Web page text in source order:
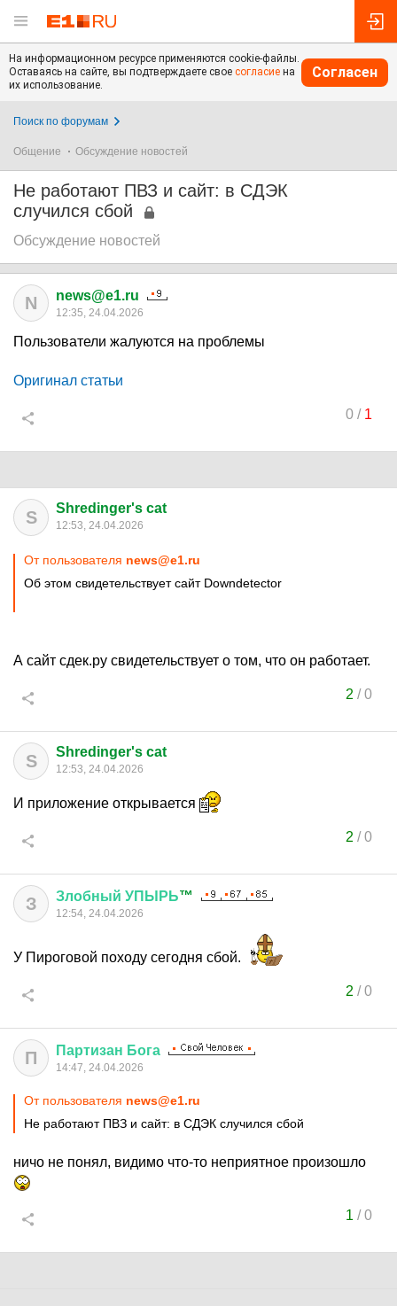
На информационном ресурсе применяются cookie-файлы.
Оставаясь на сайте, вы подтверждаете свое согласие на
их использование.
Согласен
Поиск по форумам
Общение Обсуждение новостей
Не работают ПВЗ и сайт: в СДЭК
случился сбой
Обсуждение новостей
N news@e1.ru
12:35, 24.04.2026
Пользователи жалуются на проблемы
Оригинал статьи
0/ 1
S Shredinger's cat
12:53, 24.04.2026
От пользователя news@e1.ru
Об этом свидетельствует сайт Downdetector
А сайт сдек.ру свидетельствует о том, что он работает.
2 /0
S Shredinger's cat
12:53, 24.04.2026
И приложение открывается
2 /0
З Злобный УПЫРЬ™
12:54, 24.04.2026
У Пироговой походу сегодня сбой.
2 /0
П Партизан Бога
14:47, 24.04.2026
От пользователя news@e1.ru
Не работают ПВЗ и сайт: в СДЭК случился сбой
ничо не понял, видимо что-то неприятное произошло
1 /0